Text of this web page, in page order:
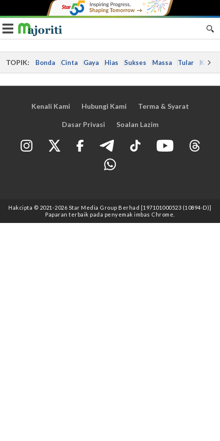
Toggle navigation
TOPIK: Bonda Cinta Gaya Hias Sukses Massa Tular Kes
Kenali Kami Hubungi Kami Terma & Syarat
Dasar Privasi Soalan Lazim
Hakcipta © 2021 -2026 Star Media Group Berhad [197101000523 (10894-D)]
Paparan terbaik pada penyemak imbas Chrome.